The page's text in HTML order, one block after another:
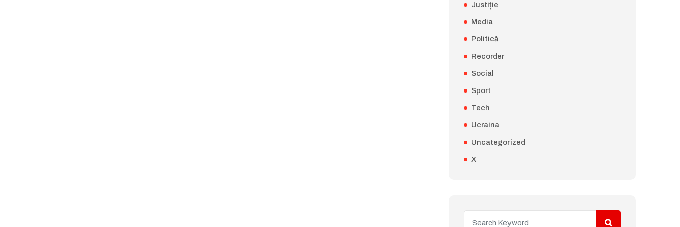
Justiție
Media
Politică
Recorder
Social
Sport
Tech
Ucraina
Uncategorized
X